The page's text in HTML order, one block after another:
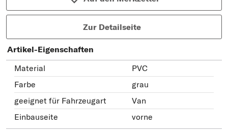
Zur Detailseite
Artikel-Eigenschaften
Material
PVC
Farbe
grau
geeignet für Fahrzeugart
Van
Einbauseite
vorne